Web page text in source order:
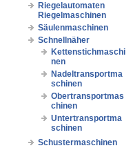
Riegelautomaten
Riegelmaschinen
Säulenmaschinen
Schnellnäher
Kettenstichmaschi
nen
Nadeltransportma
schinen
Obertransportmas
chinen
Untertransportma
schinen
Schustermaschinen